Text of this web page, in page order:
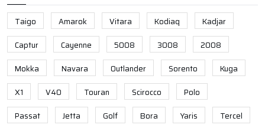
Taigo Amarok Vitara Kodiaq
Kadjar
Captur
Cayenne 5008 3008
2008
Mokka
Navara Outlander Sorento
Kuga
X1
V40 Touran Scirocco
Polo
Passat
Jetta Golf Bora Yaris
Tercel